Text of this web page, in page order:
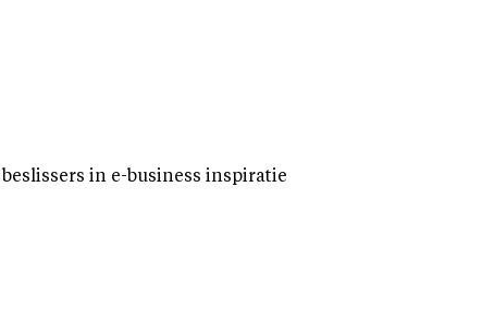
in e-business inspiratie